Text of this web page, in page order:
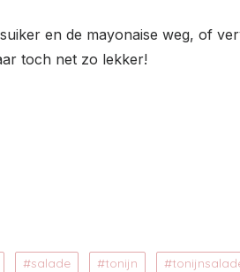
en de mayonaise weg, of
toch net zo lekker!
salade tonijn